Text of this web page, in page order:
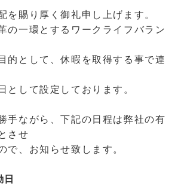
を賜り厚く御礼申し上げます。
の一環とするワークライフバラン
的として、休暇を取得する事で連
として設定しております。
手ながら、下記の日程は弊社の有
させ
で、お知らせ致します。